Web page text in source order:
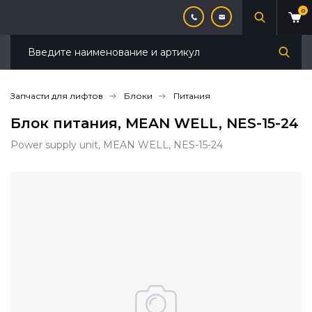
0
Запчасти для лифтов Блоки Питания
Блок питания, MEAN WELL, NES-15-24
Power supply unit, MEAN WELL, NES-15-24